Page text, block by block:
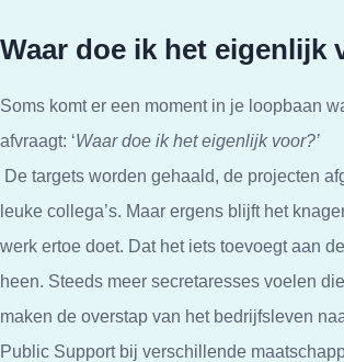
Waar doe ik het eigenlijk
Soms komt er een moment in je loopbaan
afvraagt: ‘Waar doe ik het eigenlijk voor?’
De targets worden gehaald, de projecten
leuke collega’s. Maar ergens blijft het
werk ertoe doet. Dat het iets toevoegt aan
heen. Steeds meer secretaresses voelen
maken de overstap van het bedrijfsleven
Public Support bij verschillende